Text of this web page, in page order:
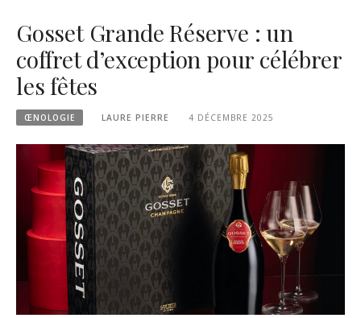
Gosset Grande Réserve : un
coffret d’exception pour célébrer
les fêtes
ŒNOLOGIE LAURE PIERRE 4 DÉCEMBRE 2025